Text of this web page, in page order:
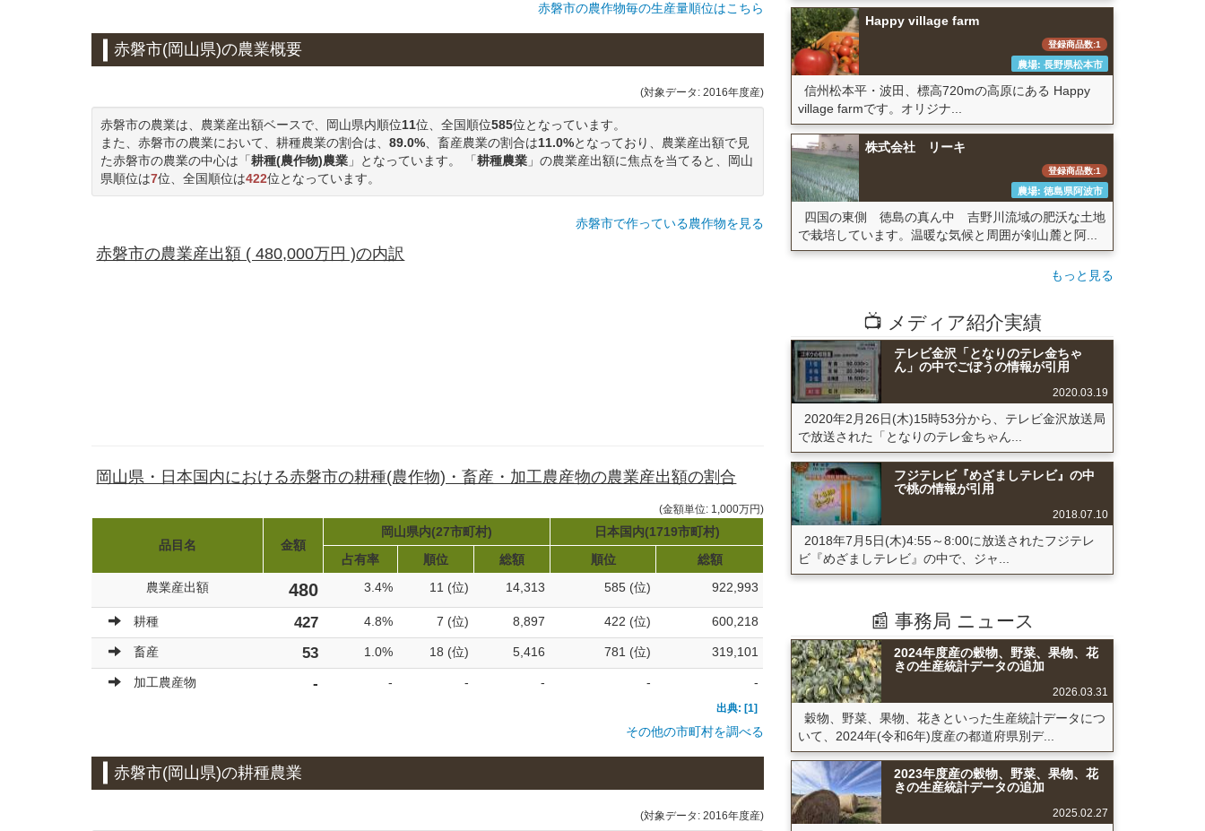
赤磐市の農作物毎の生産量順位はこちら
赤磐市(岡山県)の農業概要
(対象データ: 2016年度産)
赤磐市の農業は、農業産出額ベースで、岡山県内順位11位、全国順位585位となっています。
また、赤磐市の農業において、耕種農業の割合は、 89.0% 、畜産農業の割合は11.0%となっており、農業産出額で見
た赤磐市の農業の中心は「耕種(農作物)農業 」となっています。 「耕種農業 」の農業産出額に焦点を当てると、岡山
県順位は7位、全国順位は422位となっています。
赤磐市で作っている農作物を見る
赤磐市の農業産出額 ( 480,000万円 )の内訳
岡山県・日本国内における赤磐市の耕種(農作物)・畜産・加工農産物の農業産出額の割合
(金額単位: 1,000万円)
品目名 金額
岡山県内(27市町村)
日本国内(1719市町村)
占有率
順位 総額 順位
総額
農業産出額
480 3.4% 11 (位) 14,313 585 (位) 922,993
耕種 427 4.8% 7 (位) 8,897 422 (位) 600,218
畜産 53 1.0% 18 (位) 5,416 781 (位) 319,101
加工農産物 - - - - - -
出典: [1]
その他の市町村を調べる
赤磐市(岡山県)の耕種農業
(対象データ: 2016年度産)
Happy village farm
登録商品数:1
農場: 長野県松本市
信州松本平・波田、標高720mの高原にある Happy
village farmです。オリジナ...
株式会社 リーキ
登録商品数:1
農場: 徳島県阿波市
四国の東側 徳島の真ん中 吉野川流域の肥沃な土地
で栽培しています。温暖な気候と周囲が剣山麓と阿...
もっと見る
📺 メディア紹介実績
テレビ金沢「となりのテレ金ちゃ
ん」の中でごぼうの情報が引用
2020.03.19
2020年2月26日(木)15時53分から、テレビ金沢放送局
で放送された「となりのテレ金ちゃん...
フジテレビ『めざましテレビ』の中
で桃の情報が引用
2018.07.10
2018年7月5日(木)4:55～8:00に放送されたフジテレ
ビ『めざましテレビ』の中で、ジャ...
📰 事務局 ニュース
2024年度産の穀物、野菜、果物、花
きの生産統計データの追加
2026.03.31
穀物、野菜、果物、花きといった生産統計データにつ
いて、2024年(令和6年)度産の都道府県別デ...
2023年度産の穀物、野菜、果物、花
きの生産統計データの追加
2025.02.27